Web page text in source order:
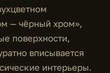
— чёрный хром»,
поверхности,
вписывается
интерьеры.